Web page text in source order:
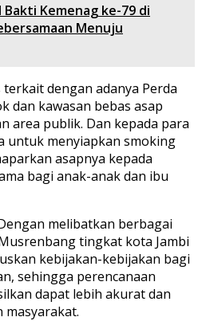
Bakti Kemenag ke-79 di
Menuju
dengan adanya Perda
dan kawasan bebas asap
area publik. Dan kepada para
untuk menyiapkan smoking
asapnya kepada
bagi anak-anak dan ibu
melibatkan berbagai
tingkat kota Jambi
kebijakan-kebijakan bagi
sehingga perencanaan
dapat lebih akurat dan
masyarakat.